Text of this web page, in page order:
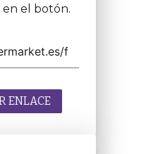
en el botón.
ENLACE